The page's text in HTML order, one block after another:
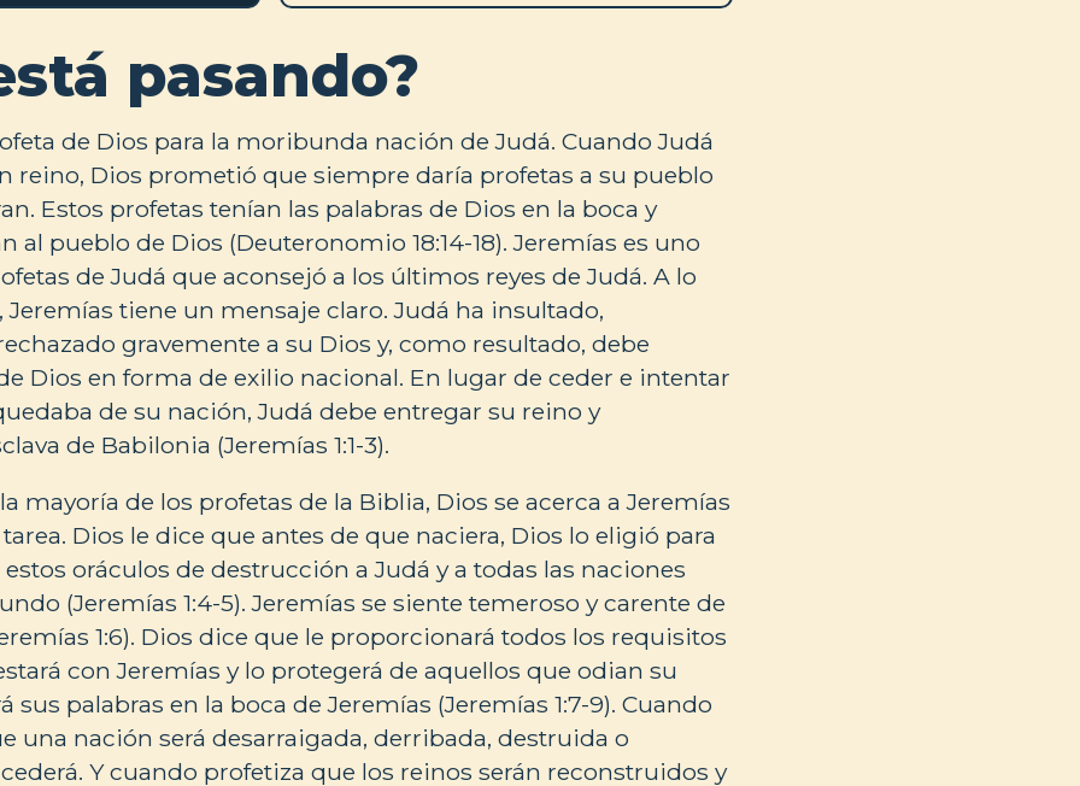
pasando?
de Dios para la moribunda nación de Judá. Cuando Judá
reino, Dios prometió que siempre daría profetas a su pueblo
Estos profetas tenían las palabras de Dios en la boca y
al pueblo de Dios (Deuteronomio 18:14-18). Jeremías es uno
de Judá que aconsejó a los últimos reyes de Judá. A lo
Jeremías tiene un mensaje claro. Judá ha insultado,
gravemente a su Dios y, como resultado, debe
Dios en forma de exilio nacional. En lugar de ceder e intentar
de su nación, Judá debe entregar su reino y
de Babilonia (Jeremías 1:1-3).
mayoría de los profetas de la Biblia, Dios se acerca a Jeremías
Dios le dice que antes de que naciera, Dios lo eligió para
oráculos de destrucción a Judá y a todas las naciones
(Jeremías 1:4-5). Jeremías se siente temeroso y carente de
1:6). Dios dice que le proporcionará todos los requisitos
con Jeremías y lo protegerá de aquellos que odian su
sus palabras en la boca de Jeremías (Jeremías 1:7-9). Cuando
una nación será desarraigada, derribada, destruida o
Y cuando profetiza que los reinos serán reconstruidos y